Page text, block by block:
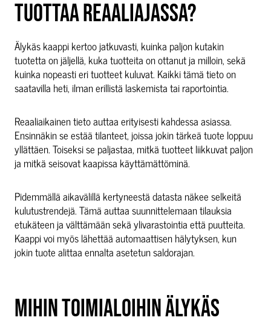
TUOTTAA REAALIAJASSA?
Älykäs kaappi kertoo jatkuvasti, kuinka paljon kutakin
tuotetta on jäljellä, kuka tuotteita on ottanut ja milloin, sekä
kuinka nopeasti eri tuotteet kuluvat. Kaikki tämä tieto on
saatavilla heti, ilman erillistä laskemista tai raportointia.
Reaaliaikainen tieto auttaa erityisesti kahdessa asiassa.
Ensinnäkin se estää tilanteet, joissa jokin tärkeä tuote loppuu
yllättäen. Toiseksi se paljastaa, mitkä tuotteet liikkuvat paljon
ja mitkä seisovat kaapissa käyttämättöminä.
Pidemmällä aikavälillä kertyneestä datasta näkee selkeitä
kulutustrendejä. Tämä auttaa suunnittelemaan tilauksia
etukäteen ja välttämään sekä ylivarastointia että puutteita.
Kaappi voi myös lähettää automaattisen hälytyksen, kun
jokin tuote alittaa ennalta asetetun saldorajan.
MIHIN TOIMIALOIHIN ÄLYKÄS